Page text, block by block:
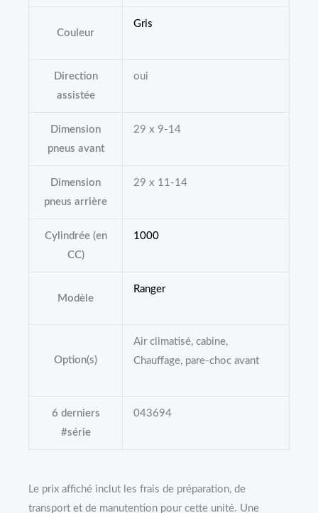
Couleur
Gris
Direction
assistée
oui
Dimension
pneus avant
29 x 9-14
Dimension
pneus arrière
29 x 11-14
Cylindrée (en
CC)
1000
Modèle
Ranger
Option(s)
Air climatisé, cabine,
Chauffage, pare-choc avant
6 derniers
#série
043694
Le prix affiché inclut les frais de préparation, de
transport et de manutention pour cette unité. Une